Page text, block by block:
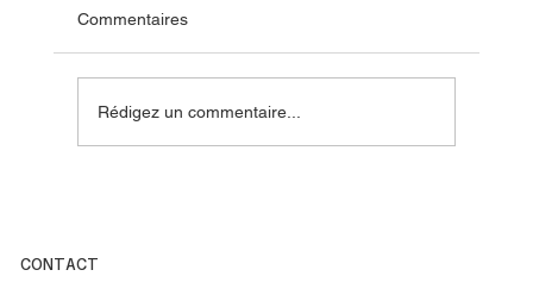
Commentaires
Rédigez un commentaire...
CONTACT